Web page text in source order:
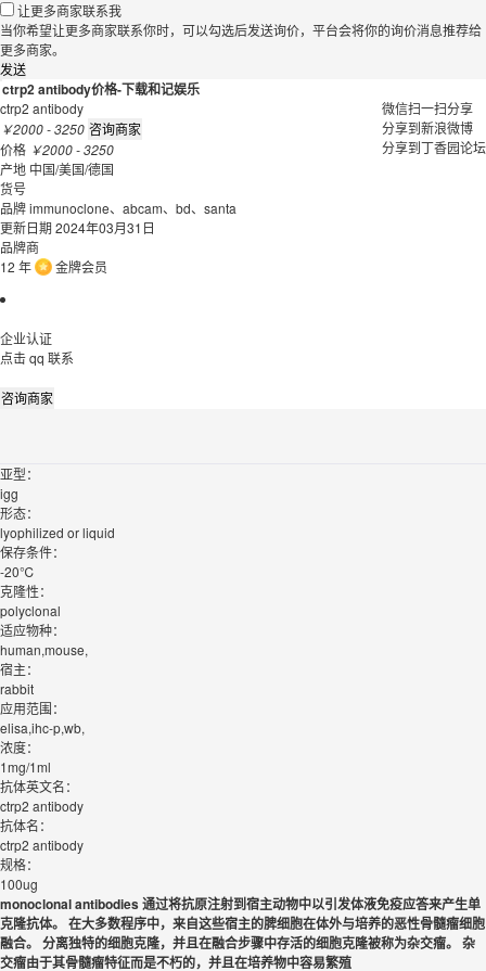
让更多商家联系我
当你希望让更多商家联系你时，可以勾选后发送询价，平台会将你的询价消息推荐给
更多商家。
发送
ctrp2 antibody价格-下载和记娱乐
微信扫一扫分享
分享到新浪微博
分享到丁香园论坛
ctrp2 antibody
￥2000 - 3250 咨询商家
价格 ￥2000 - 3250
产地 中国/美国/德国
货号
品牌immunoclone、abcam、bd、santa
更新日期 2024年03月31日
品牌商
12 年
金牌会员
企业认证
点击 qq 联系
咨询商家
亚型：
igg
形态：
lyophilized or liquid
保存条件：
-20℃
克隆性：
polyclonal
适应物种：
human,mouse,
宿主：
rabbit
应用范围：
elisa,ihc-p,wb,
浓度：
1mg/1ml
抗体英文名：
ctrp2 antibody
抗体名：
ctrp2 antibody
规格：
100ug
monoclonal antibodies通过将抗原注射到宿主动物中以引发体液免疫应答来产生单
克隆抗体。 在大多数程序中，来自这些宿主的脾细胞在体外与培养的恶性骨髓瘤细胞
融合。 分离独特的细胞克隆，并且在融合步骤中存活的细胞克隆被称为杂交瘤。 杂
交瘤由于其骨髓瘤特征而是不朽的，并且在培养物中容易繁殖